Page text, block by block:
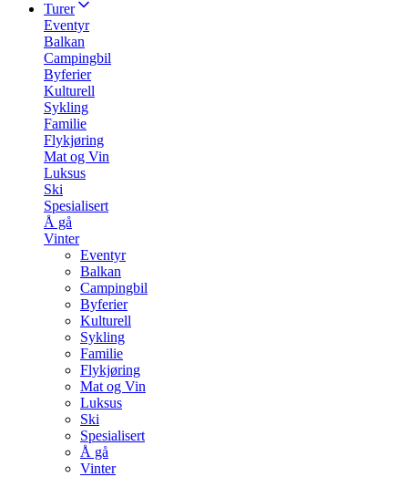
Turer
Eventyr
Balkan
Campingbil
Byferier
Kulturell
Sykling
Familie
Flykjøring
Mat og Vin
Luksus
Ski
Spesialisert
Å gå
Vinter
Eventyr
Balkan
Campingbil
Byferier
Kulturell
Sykling
Familie
Flykjøring
Mat og Vin
Luksus
Ski
Spesialisert
Å gå
Vinter